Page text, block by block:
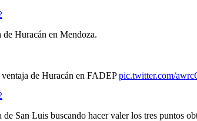
Huracán en Mendoza.
de Huracán en FADEPpic.twitter.com/
San Luis buscando hacer valer los tres puntos